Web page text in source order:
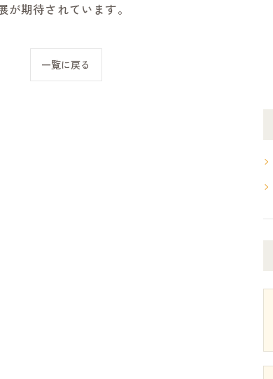
期待されています。
一覧に戻る